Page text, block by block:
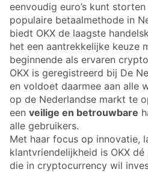
eenvoudig euro’s kunt
populaire betaalmethode in
biedt OKX de laagste
het een aantrekkelijke keuze
beginnende als ervaren
OKX is geregistreerd bij De
en voldoet daarmee aan alle
op de Nederlandse markt te
een veilige en betrouwbare
alle gebruikers.
Met haar focus op innovatie,
klantvriendelijkheid is OKX
die in cryptocurrency wil